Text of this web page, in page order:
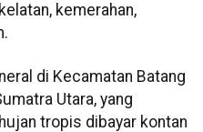
kemerahan,
di Kecamatan Batang
Utara, yang
tropis dibayar kontan